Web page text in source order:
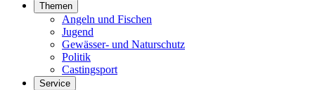
Themen
Angeln und Fischen
Jugend
Gewässer- und Naturschutz
Politik
Castingsport
Service